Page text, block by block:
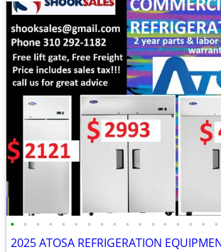
• • • • • • • • • • • • • • • • •
2025 ATOSA REFRIGERATION